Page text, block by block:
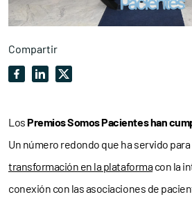
Compartir
LosPremios Somos Pacientes han
Un número redondo que ha servido
transformación en la plataformacon la
conexión con las asociaciones de